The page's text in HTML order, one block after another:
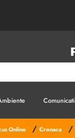
Comunicati
Online / Cronaca /